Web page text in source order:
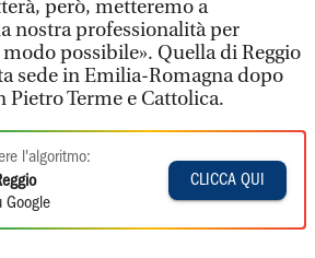
però, metteremo a
nostra professionalità per
possibile». Quella di Reggio
sede in Emilia-Romagna dopo
Pietro Terme e Cattolica.
l'algoritmo:
Google
CLICCA QUI